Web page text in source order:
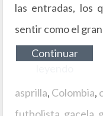
las entradas, los
sentir como el
Continuar
asprilla, Colombia,